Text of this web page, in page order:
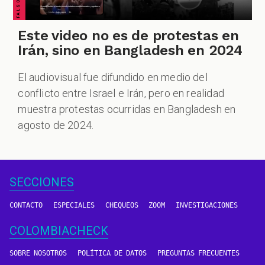
Este video no es de protestas en
Irán, sino en Bangladesh en 2024
El audiovisual fue difundido en medio del
conflicto entre Israel e Irán, pero en realidad
muestra protestas ocurridas en Bangladesh en
agosto de 2024.
SECCIONES
CONTACTO ESPECIALES CHEQUEOS ZOOM INVESTIGACIONES
COLOMBIACHECK
SOBRE NOSOTROS POLÍTICA DE DATOS PREGUNTAS FRECUENTES